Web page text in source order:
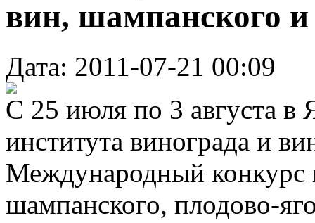
вин, шампанского
Дата: 2011-07-21 00:09
С 25 июля по 3 августа в
института винограда и
Международный конкурс
шампанского, плодово-